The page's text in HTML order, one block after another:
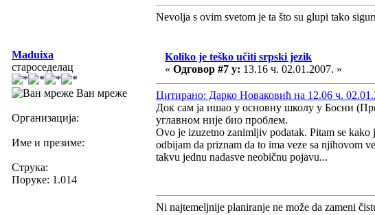
Nevolja s ovim svetom je ta što su glupi tako
Maduixa
староседелац
Ван мреже
Организација:
Име и презиме:
Струка:
Поруке: 1.014
Koliko je teško učiti srpski jezik
« Одговор #7 у: 13.16 ч. 02.01.2007. »
Цитирано: Дарко Новаковић на 12.06 ч.
Док сам ја ишао у основну школу у Босни
углавном није био проблем.
Ovo je izuzetno zanimljiv podatak. Pitam se kako
odbijam da priznam da to ima veze sa njihovom
takvu jednu nadasve neobičnu pojavu...
Ni najtemeljnije planiranje ne može da zameni